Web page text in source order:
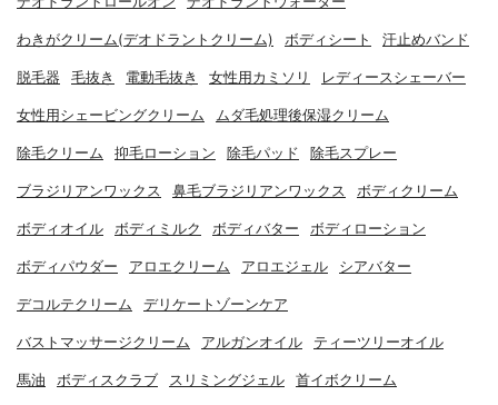
わきがクリーム(デオドラントクリーム) ボディシート 汗止めバンド
脱毛器 毛抜き 電動毛抜き 女性用カミソリ レディースシェーバー
女性用シェービングクリーム ムダ毛処理後保湿クリーム
除毛クリーム 抑毛ローション 除毛パッド 除毛スプレー
ブラジリアンワックス 鼻毛ブラジリアンワックス ボディクリーム
ボディオイル ボディミルク ボディバター ボディローション
ボディパウダー アロエクリーム アロエジェル シアバター
デコルテクリーム デリケートゾーンケア
バストマッサージクリーム アルガンオイル ティーツリーオイル
馬油 ボディスクラブ スリミングジェル 首イボクリーム